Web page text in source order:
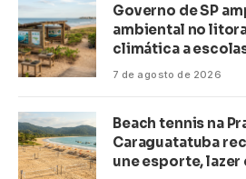
Governo de SP
ambiental no
climática a
7 de agosto de 2026
Beach tennis na
Caraguatatuba
une esporte, lazer